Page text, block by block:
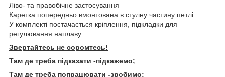
Ліво- та правобічне застосування
Каретка попередньо вмонтована в стулну частину петлі
У комплекті постачається кріплення, підкладки для
регулювання наплаву
Звертайтесь не соромтесь!
Там де треба підказати -підкажемо;
Там де треба попрацювати -зробимо;